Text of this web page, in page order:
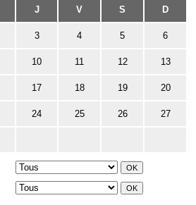
J V S D
3 4 5 6
10 11 12 13
17 18 19 20
24 25 26 27